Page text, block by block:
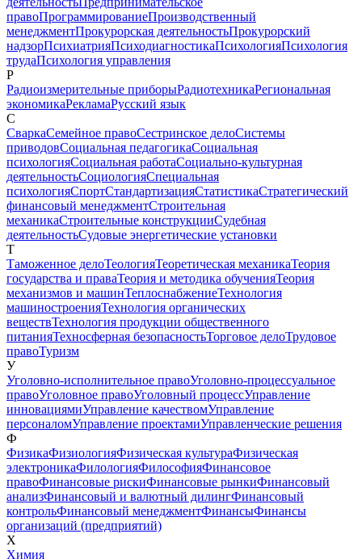
правоПрограммированиеПроизводственный
менеджментПрокурорская деятельностьПрокурорский
надзорПсихиатрияПсиходиагностикаПсихологияПсихология
трудаПсихология управления
Р
Радиоизмерительные приборыРадиотехникаРегиональная
экономикаРекламаРусский язык
С
СваркаСемейное правоСестринское делоСистемы
приводовСоциальная педагогикаСоциальная
психологияСоциальная работаСоциально-культурная
деятельностьСоциологияСпециальная
психологияСпортСтандартизацияСтатистикаСтратегический
финансовый менеджментСтроительная
механикаСтроительные конструкцииСудебная
деятельностьСудовые энергетические установки
Т
Таможенное делоТеологияТеоретическая механикаТеория
государства и праваТеория и методика обученияТеория
механизмов и машинТеплоснабжениеТехнология
машиностроенияТехнология органических
веществТехнология продукции общественного
питанияТехносферная безопасностьТорговое делоТрудовое
правоТуризм
У
Уголовно-исполнительное правоУголовно-процессуальное
правоУголовное правоУголовный процессУправление
инновациямиУправление качествомУправление
персоналомУправление проектамиУправленческие решения
Ф
ФизикаФизиологияФизическая культураФизическая
электроникаФилологияФилософияФинансовое
правоФинансовые рискиФинансовые рынкиФинансовый
анализФинансовый и валютный дилингФинансовый
контрольФинансовый менеджментФинансыФинансы
организаций (предприятий)
Х
Химия